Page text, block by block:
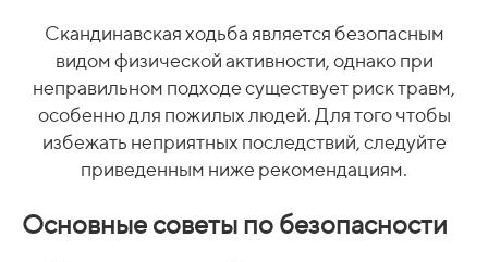
Скандинавская ходьба является безопасным
видом физической активности, однако при
неправильном подходе существует риск травм,
особенно для пожилых людей. Для того чтобы
избежать неприятных последствий, следуйте
приведенным ниже рекомендациям.
Основные советы по безопасности